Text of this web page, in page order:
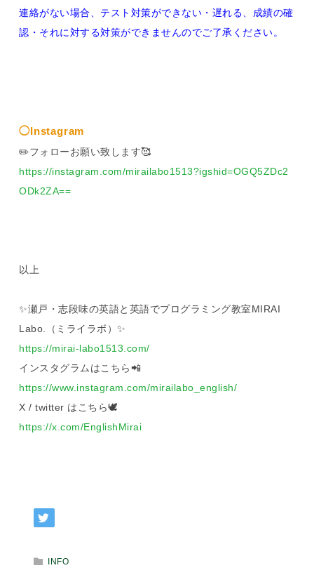
連絡がない場合、テスト対策ができない・遅れる、成績の確
認・それに対する対策ができませんのでご了承ください。
◯Instagram
✏️フォローお願い致します🥰
https://instagram.com/mirailabo1513?igshid=OGQ5ZDc2
ODk2ZA==
以上
✨瀬戸・志段味の英語と英語でプログラミング教室MIRAI
Labo.（ミライラボ）✨
https://mirai-labo1513.com/
インスタグラムはこちら 📲
https://www.instagram.com/mirailabo_english/
X / twitter はこちら🕊️
https://x.com/EnglishMirai
INFO